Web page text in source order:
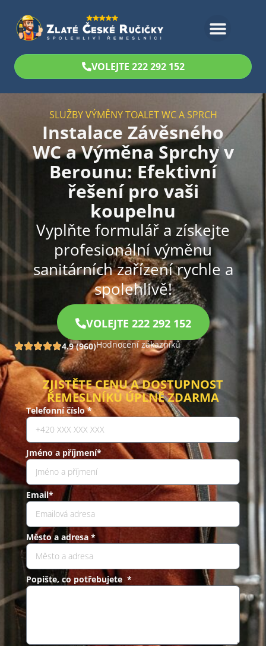
VOLEJTE 222 292 152
SLUŽBY VÝMĚNY TOALET WC A SPRCH
Instalace Závěsného
WC a Výměna Sprchy v
Berounu: Efektivní
řešení pro vaši
koupelnu
Vyplňte formulář a získejte
profesionální výměnu
sanitárních zařízení rychle a
spolehlivě!
VOLEJTE 222 292 152
4.9 (960)Hodnocení zákazníků
ZJISTĚTE CENU A DOSTUPNOST
ŘEMESLNÍKŮ ÚPLNĚ ZDARMA
Telefonní číslo *
Jméno a příjmení*
Email*
Město a adresa *
Popište, co potřebujete *